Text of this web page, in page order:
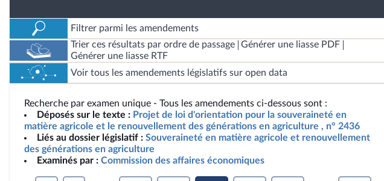
Filtrer parmi les amendements
Trier ces résultats par ordre de passage
Générer une liasse PDF
Générer une liasse RTF
Voir tous les amendements législatifs sur open data
Recherche par examen unique - Tous les amendements ci-dessous sont :
Déposés sur le texte : Projet de loi d'orientation pour la souveraineté en
matière agricole et le renouvellement des générations en agriculture , n° 2436
Liés au dossier législatif : Souveraineté en matière agricole et renouvellement
des générations en agriculture
Examinés par : Commission des affaires économiques